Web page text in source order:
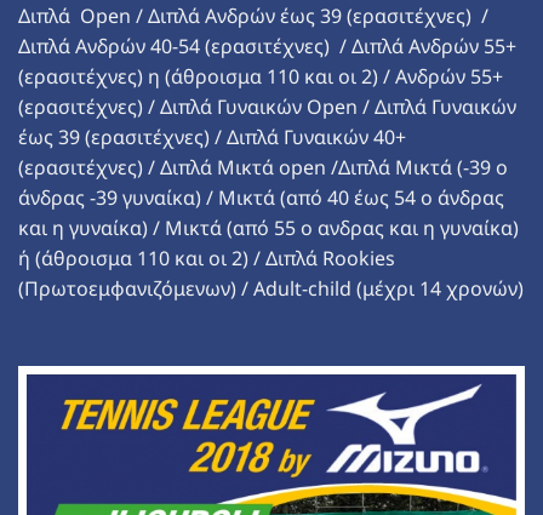
Διπλά Open / Διπλά Ανδρών έως 39 (ερασιτέχνες) /
Διπλά Ανδρών 40-54 (ερασιτέχνες) / Διπλά Ανδρών 55+
(ερασιτέχνες) η (άθροισμα 110 και οι 2) / Ανδρών 55+
(ερασιτέχνες) / Διπλά Γυναικών Open / Διπλά Γυναικών
έως 39 (ερασιτέχνες) / Διπλά Γυναικών 40+
(ερασιτέχνες) / Διπλά Μικτά open /Διπλά Μικτά (-39 ο
άνδρας -39 γυναίκα) / Μικτά (από 40 έως 54 ο άνδρας
και η γυναίκα) / Μικτά (από 55 ο ανδρας και η γυναίκα)
ή (άθροισμα 110 και οι 2) / Διπλά Rookies
(Πρωτοεμφανιζόμενων) / Adult-child (μέχρι 14 χρονών)